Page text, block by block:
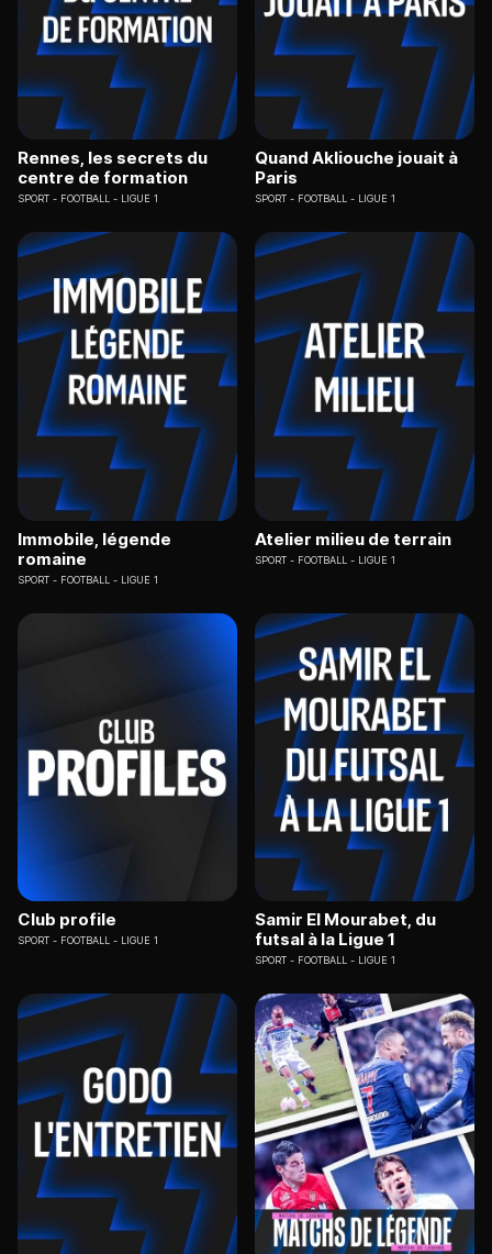
Rennes, les secrets du
centre de formation
SPORT FOOTBALL - LIGUE 1
Quand Akliouche jouait à
Paris
SPORT FOOTBALL - LIGUE 1
Immobile, légende
romaine
SPORT FOOTBALL - LIGUE 1
Atelier milieu de terrain
SPORT FOOTBALL - LIGUE 1
Club profile
SPORT FOOTBALL - LIGUE 1
Samir El Mourabet, du
futsal à la Ligue 1
SPORT FOOTBALL - LIGUE 1